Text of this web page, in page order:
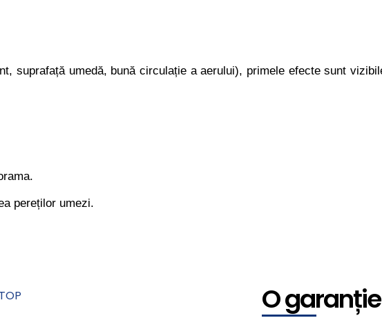
suprafață umedă, bună circulație a aerului), primele efecte sunt
pereților umezi.
O